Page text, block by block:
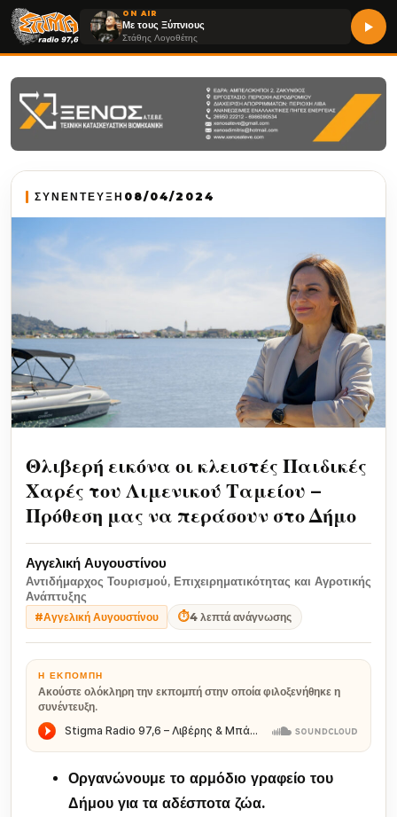
ON AIR
Με τους Ξύπνιους
Στάθης Λογοθέτης
ΣΥΝΕΝΤΕΥΞΗ 08/04/2024
Θλιβερή εικόνα οι κλειστές Παιδικές
Χαρές του Λιμενικού Ταμείου –
Πρόθεση μας να περάσουν στο Δήμο
Αγγελική Αυγουστίνου
Αντιδήμαρχος Τουρισμού, Επιχειρηματικότητας και Αγροτικής
Ανάπτυξης
#Αγγελική Αυγουστίνου ⏱4 λεπτά ανάγνωσης
Η ΕΚΠΟΜΠΉ
Ακούστε ολόκληρη την εκπομπή στην οποία φιλοξενήθηκε η
συνέντευξη.
Οργανώνουμε το αρμόδιο γραφείο του
Δήμου για τα αδέσποτα ζώα.